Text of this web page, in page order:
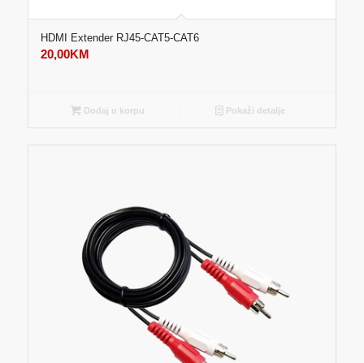
HDMI Extender RJ45-CAT5-CAT6
20,00KM
Dodaj u korpu Pokaži detalje